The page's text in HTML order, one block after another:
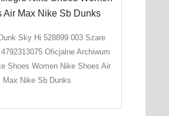
Sky Hi 528899 003 Szare
Oficjalne Archiwum
Shoes Women Nike Shoes Air
Max Nike Sb Dunks